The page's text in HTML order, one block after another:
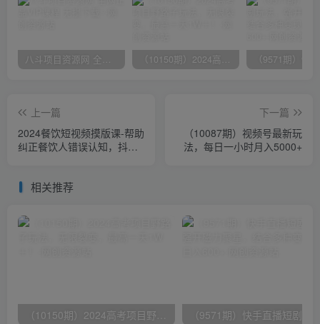
八斗项目资源网 全网正品VIP课程 无损下载~ （10150期）2024高考项目野路子玩法，无限裂变，最高一天1W＋！
上一篇
2024餐饮短视频摸版课-帮助
纠正餐饮人错误认知，抖音
下一篇
（10087期）视频号最新玩
法，每日一小时月入5000+
相关推荐
（10150期）2024高考项目野路子玩法，无限裂变，最高一天1W＋！